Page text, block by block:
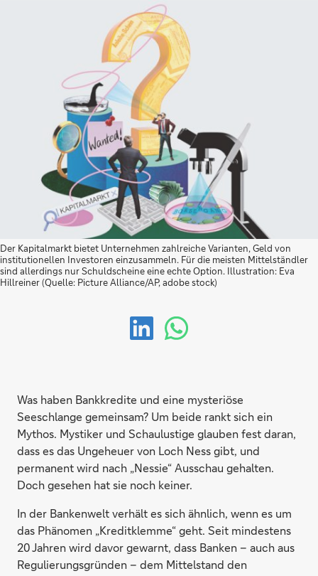
Der Kapitalmarkt bietet Unternehmen zahlreiche Varianten, Geld von
institutionellen Investoren einzusammeln. Für die meisten Mittelständler
sind allerdings nur Schuldscheine eine echte Option. Illustration: Eva
Hillreiner (Quelle: Picture Alliance/AP, adobe stock)
Was haben Bankkredite und eine mysteriöse
Seeschlange gemeinsam? Um beide rankt sich ein
Mythos. Mystiker und Schaulustige glauben fest daran,
dass es das Ungeheuer von Loch Ness gibt, und
permanent wird nach „Nessie“ Ausschau gehalten.
Doch gesehen hat sie noch keiner.
In der Bankenwelt verhält es sich ähnlich, wenn es um
das Phänomen „Kreditklemme“ geht. Seit mindestens
20 Jahren wird davor gewarnt, dass Banken – auch aus
Regulierungsgründen – dem Mittelstand den